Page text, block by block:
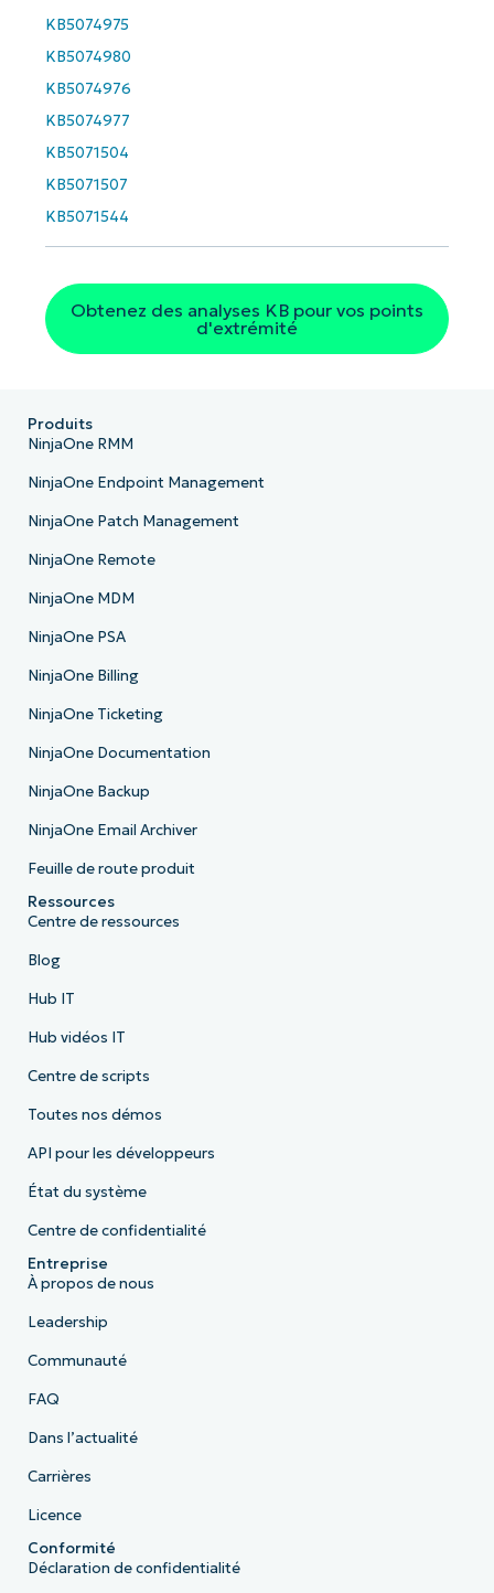
KB5074975
KB5074980
KB5074976
KB5074977
KB5071504
KB5071507
KB5071544
Obtenez des analyses KB pour vos points
d'extrémité
email*
Phone
number*
Pays
Company
name*
Produits
NinjaOne RMM
NinjaOne Endpoint Management
NinjaOne Patch Management
NinjaOne Remote
NinjaOne MDM
NinjaOne PSA
NinjaOne Billing
NinjaOne Ticketing
NinjaOne Documentation
NinjaOne Backup
NinjaOne Email Archiver
Feuille de route produit
Ressources
Centre de ressources
Blog
Hub IT
Hub vidéos IT
Centre de scripts
Toutes nos démos
API pour les développeurs
État du système
Centre de confidentialité
Entreprise
À propos de nous
Leadership
Communauté
FAQ
Dans l’actualité
Carrières
Licence
Conformité
Déclaration de confidentialité